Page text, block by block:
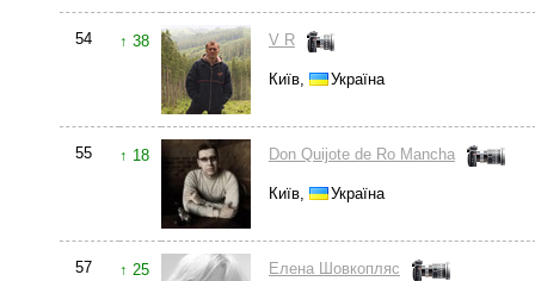
54 ↑ 38 V R
Київ, Україна
55 ↑ 18 Don Quijote de Ro Mancha
Київ, Україна
57 ↑ 25 Елена Шовкопляс